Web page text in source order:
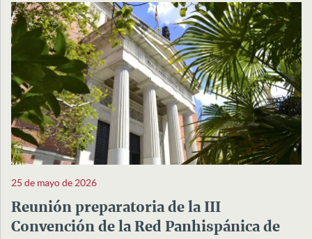
25 de mayo de 2026
Reunión preparatoria de la III
Convención de la Red Panhispánica de